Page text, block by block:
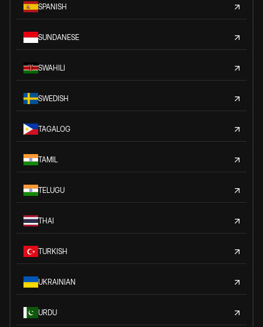
SPANISH
SUNDANESE
SWAHILI
SWEDISH
TAGALOG
TAMIL
TELUGU
THAI
TURKISH
UKRAINIAN
URDU